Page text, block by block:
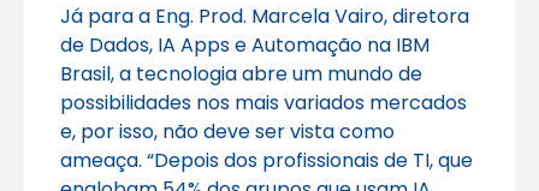
Já para a Eng. Prod. Marcela Vairo, diretora
de Dados, IA Apps e Automação na IBM
Brasil, a tecnologia abre um mundo de
possibilidades nos mais variados mercados
e, por isso, não deve ser vista como
ameaça. “Depois dos profissionais de TI, que